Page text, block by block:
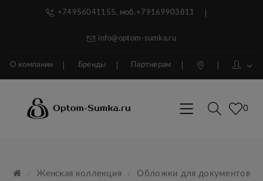
+74956041155, моб.+79169903811
info@optom-sumka.ru
О компании Бренды Партнерам
0
Женская коллекция
Обложки для документов